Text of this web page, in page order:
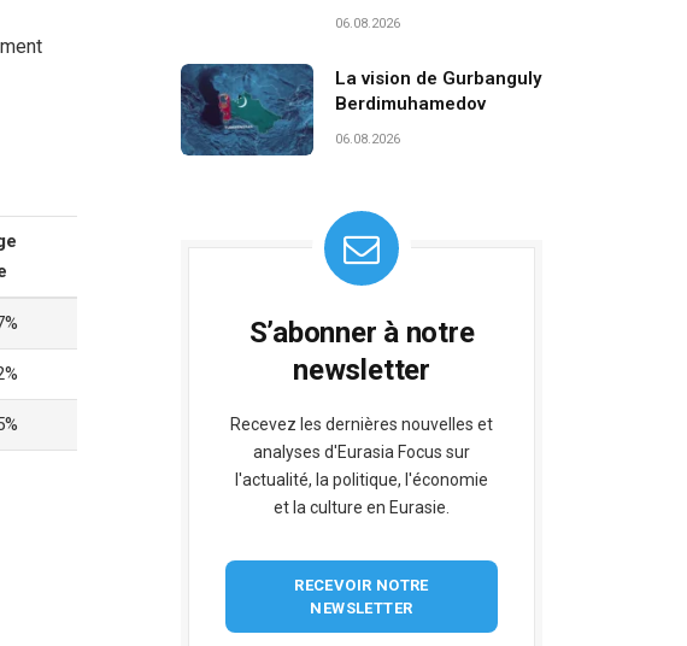
06.08.2026
La vision de Gurbanguly
Berdimuhamedov
06.08.2026
S’abonner à notre
newsletter
Recevez les dernières nouvelles et
analyses d'Eurasia Focus sur
l'actualité, la politique, l'économie
et la culture en Eurasie.
RECEVOIR NOTRE
NEWSLETTER